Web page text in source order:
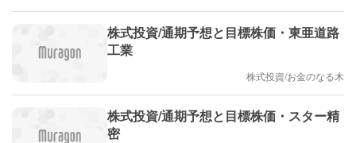
株式投資/通期予想と目標株価・東亜道路
工業
株式投資/お金のなる木
株式投資/通期予想と目標株価・スター精
密